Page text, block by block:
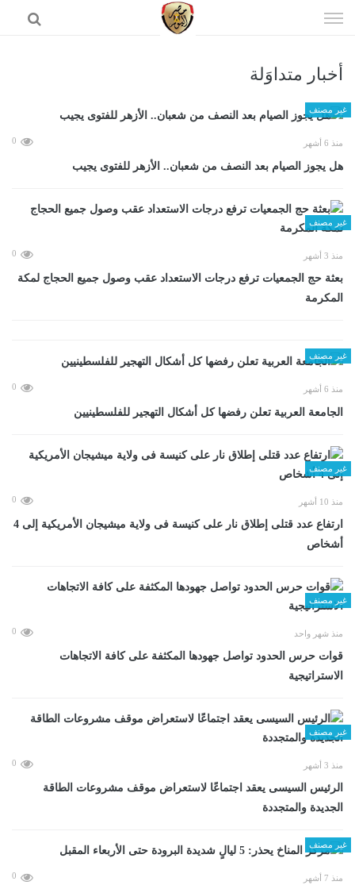
الى
أخبار متداوَلة
غير مصنف
منذ 6 أشهر 0
هل يجوز الصيام بعد النصف من شعبان.. الأزهر للفتوى يجيب
غير مصنف
منذ 3 أشهر 0
بعثة حج الجمعيات ترفع درجات الاستعداد عقب وصول جميع الحجاج لمكة
المكرمة
غير مصنف
منذ 6 أشهر 0
الجامعة العربية تعلن رفضها كل أشكال التهجير للفلسطينيين
غير مصنف
منذ 10 أشهر 0
ارتفاع عدد قتلى إطلاق نار على كنيسة فى ولاية ميشيجان الأمريكية إلى 4
أشخاص
غير مصنف
منذ شهر واحد 0
قوات حرس الحدود تواصل جهودها المكثفة على كافة الاتجاهات
الاستراتيجية
غير مصنف
منذ 3 أشهر 0
الرئيس السيسى يعقد اجتماعًا لاستعراض موقف مشروعات الطاقة
الجديدة والمتجددة
غير مصنف
منذ 7 أشهر 0